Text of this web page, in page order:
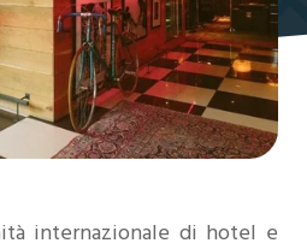
internazionale di hotel e